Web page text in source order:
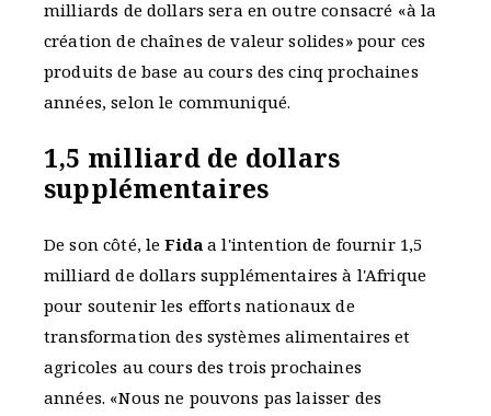
milliards de dollars sera en outre consacré «à la
création de chaînes de valeur solides» pour ces
produits de base au cours des cinq prochaines
années, selon le communiqué.
1,5 milliard de dollars
supplémentaires
De son côté, leFida a l'intention de fournir 1,5
milliard de dollars supplémentaires à l'Afrique
pour soutenir les efforts nationaux de
transformation des systèmes alimentaires et
agricoles au cours des trois prochaines
années. «Nous ne pouvons pas laisser des